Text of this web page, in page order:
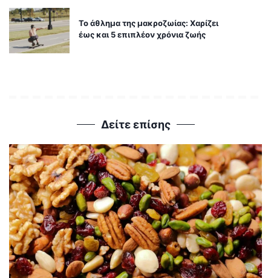
Το άθλημα της μακροζωίας: Χαρίζει
έως και 5 επιπλέον χρόνια ζωής
Δείτε επίσης